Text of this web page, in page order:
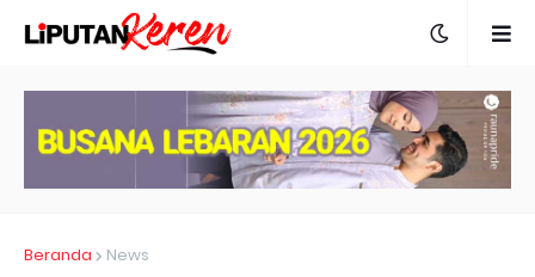
Beranda News